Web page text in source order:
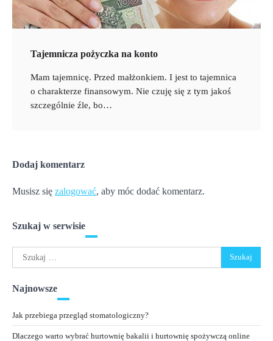
Tajemnicza pożyczka na konto
Mam tajemnicę. Przed małżonkiem. I jest to tajemnica
o charakterze finansowym. Nie czuję się z tym jakoś
szczególnie źle, bo…
Dodaj komentarz
Musisz się zalogować, aby móc dodać komentarz.
Szukaj w serwisie
Szukaj:
Najnowsze
Jak przebiega przegląd stomatologiczny?
Dlaczego warto wybrać hurtownię bakalii i hurtownię spożywczą online